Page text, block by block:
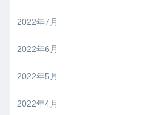
2022年7月
2022年6月
2022年5月
2022年4月